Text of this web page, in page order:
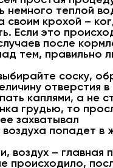
немного теплой
своим крохой –
Если это
после
тем, правильно
соску,
отверстия
каплями, а не
грудью, то
захватывал
попадет в
воздух – главная
происходило,